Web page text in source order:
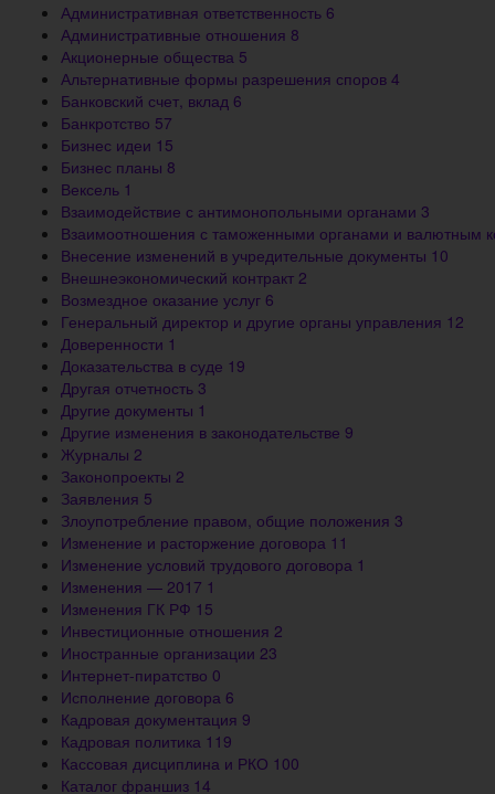
Административная ответственность 6
Административные отношения 8
Акционерные общества 5
Альтернативные формы разрешения споров 4
Банковский счет, вклад 6
Банкротство 57
Бизнес идеи 15
Бизнес планы 8
Вексель 1
Взаимодействие с антимонопольными органами 3
Взаимоотношения с таможенными органами и валютным
Внесение изменений в учредительные документы 10
Внешнеэкономический контракт 2
Возмездное оказание услуг 6
Генеральный директор и другие органы управления 12
Доверенности 1
Доказательства в суде 19
Другая отчетность 3
Другие документы 1
Другие изменения в законодательстве 9
Журналы 2
Законопроекты 2
Заявления 5
Злоупотребление правом, общие положения 3
Изменение и расторжение договора 11
Изменение условий трудового договора 1
Изменения — 2017 1
Изменения ГК РФ 15
Инвестиционные отношения 2
Иностранные организации 23
Интернет-пиратство 0
Исполнение договора 6
Кадровая документация 9
Кадровая политика 119
Кассовая дисциплина и РКО 100
Каталог франшиз 14